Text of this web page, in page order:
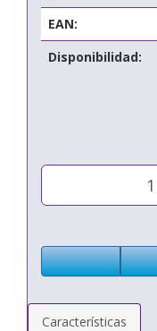
EAN:
Disponibilidad:
Características